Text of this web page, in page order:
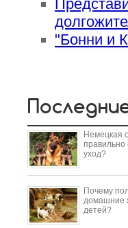
"Бонни и
Немецкая
правильно
уход?
Почему
домашние
детей?